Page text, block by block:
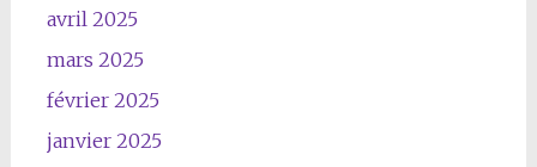
avril 2025
mars 2025
février 2025
janvier 2025